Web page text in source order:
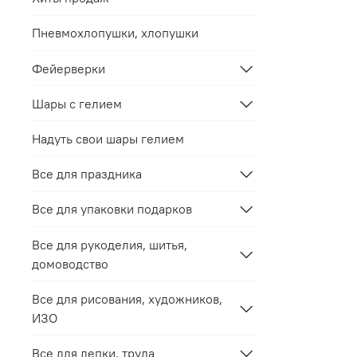
Пневмохлопушки, хлопушки
Фейерверки
Шары с гелием
Надуть свои шары гелием
Все для праздника
Все для упаковки подарков
Все для рукоделия, шитья,
домоводство
Все для рисования, художников,
ИЗО
Все для лепки, труда